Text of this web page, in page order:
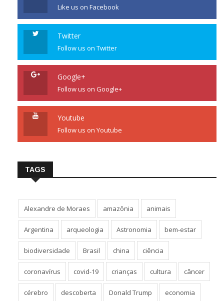
Like us on Facebook
Twitter
Follow us on Twitter
Google+
Follow us on Google+
Youtube
Follow us on Youtube
TAGS
Alexandre de Moraes amazônia animais
Argentina arqueologia Astronomia bem-estar
biodiversidade Brasil china ciência
coronavírus covid-19 crianças cultura câncer
cérebro descoberta Donald Trump economia